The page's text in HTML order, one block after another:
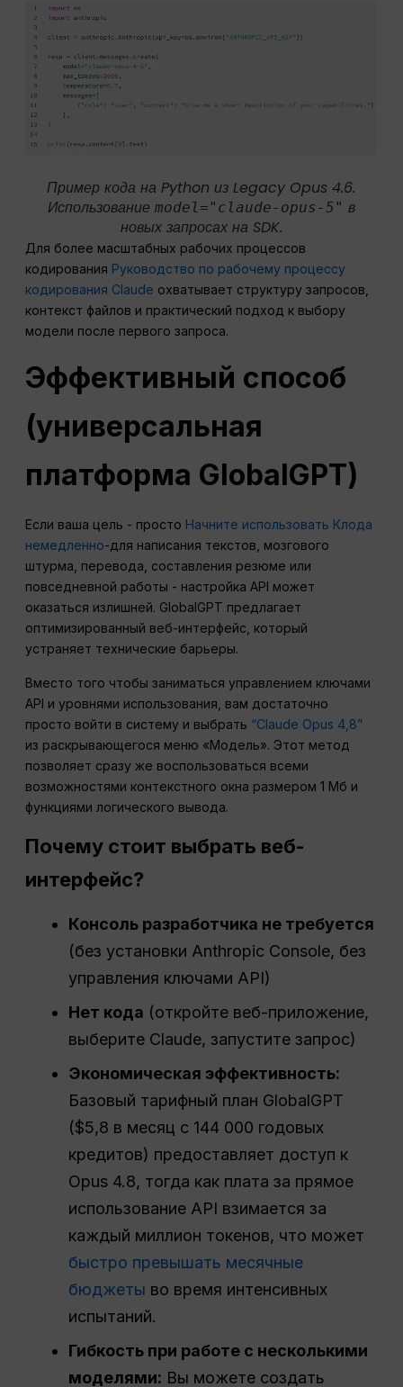
Пример кода на Python из Legacy Opus 4.6.
Использование model="claude-opus-5" в
новых запросах на SDK.
Для более масштабных рабочих процессов
кодирования Руководство по рабочему процессу
кодирования Claude охватывает структуру запросов,
контекст файлов и практический подход к выбору
модели после первого запроса.
Эффективный способ
(универсальная
платформа GlobalGPT)
Если ваша цель - просто Начните использовать Клода
немедленно-для написания текстов, мозгового
штурма, перевода, составления резюме или
повседневной работы - настройка API может
оказаться излишней. GlobalGPT предлагает
оптимизированный веб-интерфейс, который
устраняет технические барьеры.
Вместо того чтобы заниматься управлением ключами
API и уровнями использования, вам достаточно
просто войти в систему и выбрать “Claude Opus 4,8”
из раскрывающегося меню «Модель». Этот метод
позволяет сразу же воспользоваться всеми
возможностями контекстного окна размером 1 Мб и
функциями логического вывода.
Почему стоит выбрать веб-
интерфейс?
Консоль разработчика не требуется
(без установки Anthropic Console, без
управления ключами API)
Нет кода (откройте веб-приложение,
выберите Claude, запустите запрос)
Экономическая эффективность:
Базовый тарифный план GlobalGPT
($5,8 в месяц с 144 000 годовых
кредитов) предоставляет доступ к
Opus 4.8, тогда как плата за прямое
использование API взимается за
каждый миллион токенов, что может
быстро превышать месячные
бюджеты во время интенсивных
испытаний.
Гибкость при работе с несколькими
моделями: Вы можете создать